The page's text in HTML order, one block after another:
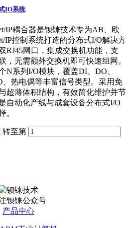
IO系统
IP耦合器是钡铼技术专为AB、欧
IP控制系统打造的分布式I/O解决方
RJ45网口，集成交换机功能，支
，无需额外交换机即可快速组网。
N系列I/O模块，覆盖DI、DO、
、热电偶等丰富信号类型。采用免
超薄体积结构，有效简化维护并节
自动化产线与成套设备分布式I/O
。
转至第
钡铼公众号
产品中心